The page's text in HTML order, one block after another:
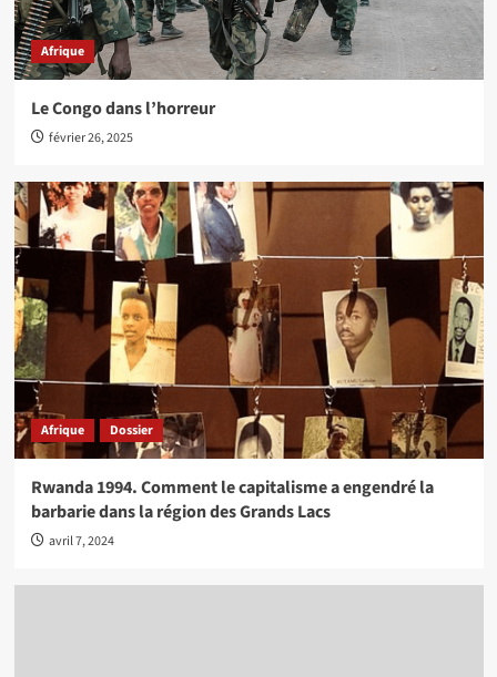
Afrique
Le Congo dans l’horreur
février 26, 2025
Afrique Dossier
Rwanda 1994. Comment le capitalisme a engendré la
barbarie dans la région des Grands Lacs
avril 7, 2024